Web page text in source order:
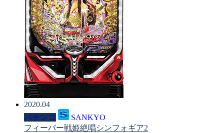
2020.04
パチンコ
SANKYO
フィーバー戦姫絶唱シンフォギア2